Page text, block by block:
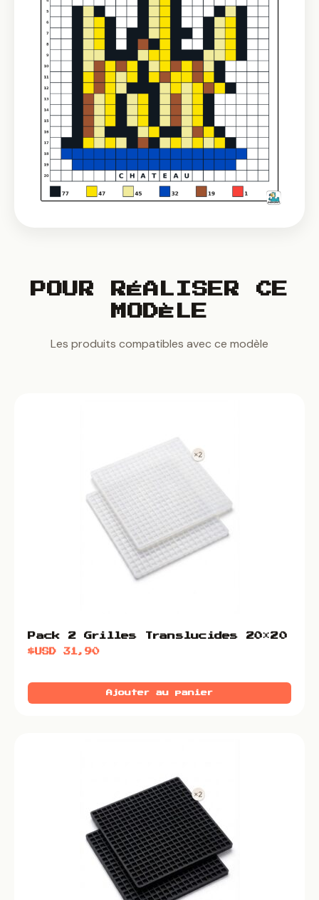
POUR RÉALISER CE
MODÈLE
Les produits compatibles avec ce modèle
Pack 2 Grilles Translucides 20×20
$USD31,90
Ajouter au panier